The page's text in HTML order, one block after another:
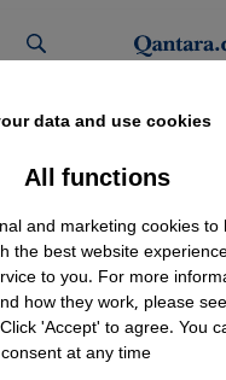
Direkt
data and use cookies.
All functions
and marketing cookies to
the best website
to you. For more
how they work, please
'Accept' to agree. You
at any time.